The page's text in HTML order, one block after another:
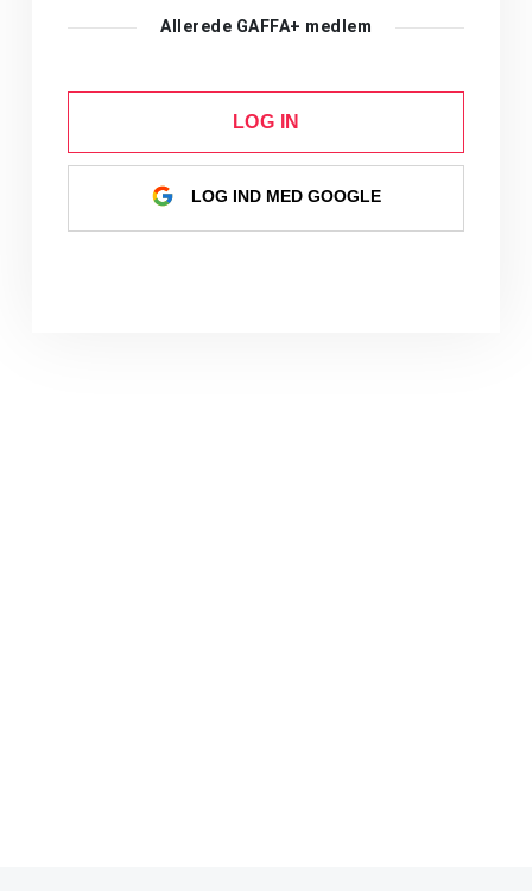
Allerede GAFFA+ medlem
LOG IN
LOG IND MED GOOGLE